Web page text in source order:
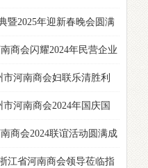
暨2025年迎新春晚会圆满
商会闪耀2024年民营企业
河南商会妇联乐清胜利
河南商会2024年国庆国
商会2024联谊活动圆满成
江省河南商会领导莅临指